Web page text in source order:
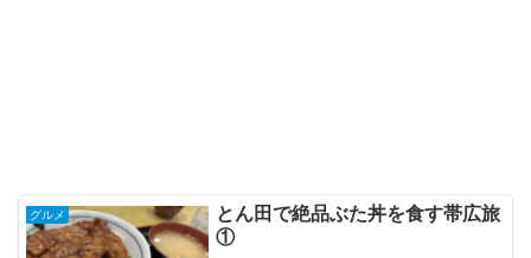
グルメ
とん田で絶品ぶた丼を食す帯広旅
①